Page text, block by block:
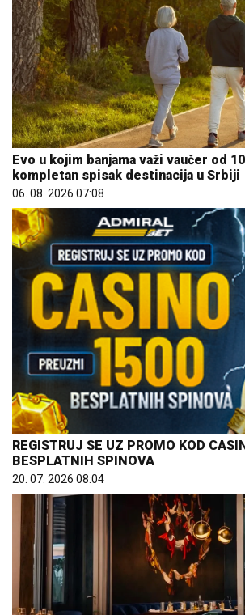
Evo u kojim banjama važi vaučer od
kompletan spisak destinacija u Srbiji
06. 08. 2026 07:08
REGISTRUJ SE UZ PROMO KOD
BESPLATNIH SPINOVA
20. 07. 2026 08:04